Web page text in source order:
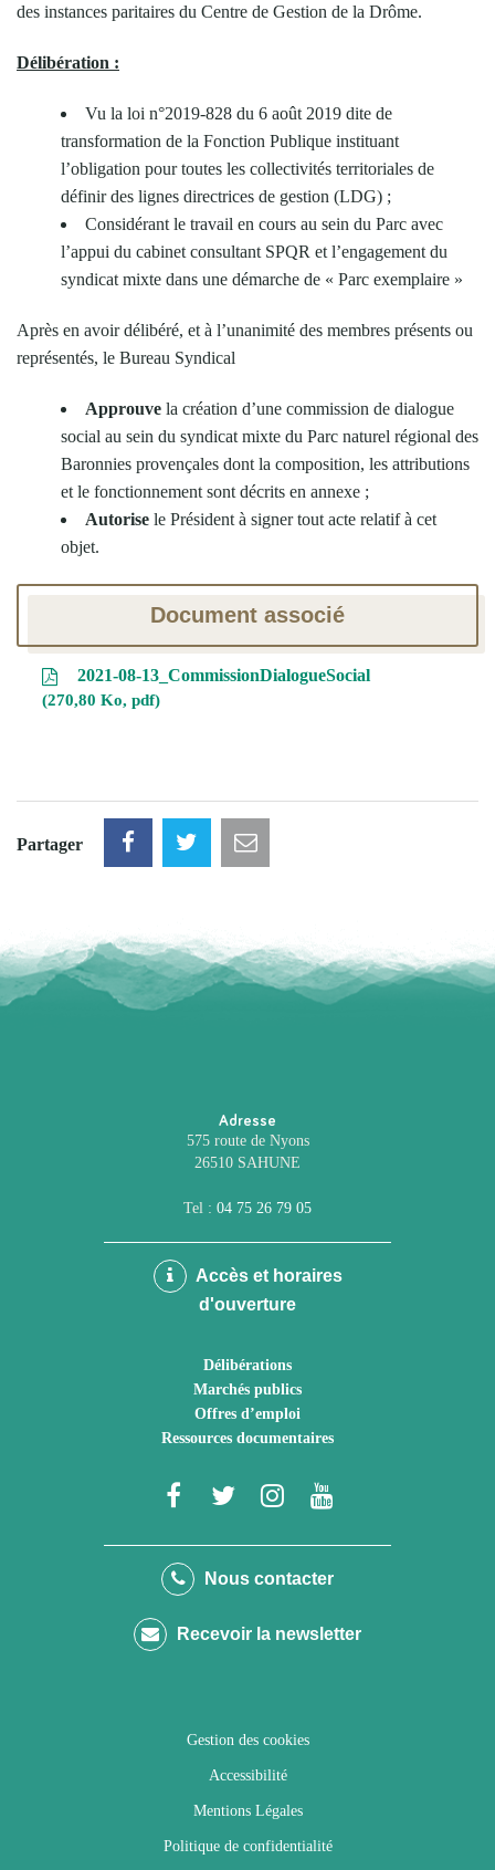
des instances paritaires du Centre de Gestion de la Drôme.
Délibération :
Vu la loi n°2019-828 du 6 août 2019 dite de
transformation de la Fonction Publique instituant
l’obligation pour toutes les collectivités territoriales de
définir des lignes directrices de gestion (LDG) ;
Considérant le travail en cours au sein du Parc avec
l’appui du cabinet consultant SPQR et l’engagement du
syndicat mixte dans une démarche de « Parc exemplaire »
Après en avoir délibéré, et à l’unanimité des membres présents ou
représentés, le Bureau Syndical
Approuve la création d’une commission de dialogue
social au sein du syndicat mixte du Parc naturel régional des
Baronnies provençales dont la composition, les attributions
et le fonctionnement sont décrits en annexe ;
Autorise le Président à signer tout acte relatif à cet
objet.
Document associé
2021-08-13_CommissionDialogueSocial
270,80 Ko, pdf
Partager
Adresse
575 route de Nyons
26510 SAHUNE
Tel : 04 75 26 79 05
Accès et horaires
d'ouverture
Délibérations
Marchés publics
Offres d’emploi
Ressources documentaires
Lien
le
Facebook
Lien
le
Twitter
Lien
le
Instagram
Youtube
Nous contacter
Recevoir la newsletter
Gestion des cookies
Accessibilité
Mentions Légales
Politique de confidentialité